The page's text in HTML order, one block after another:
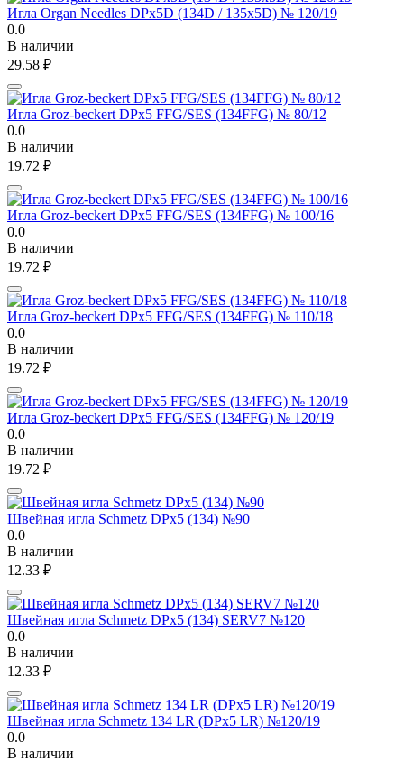
Игла Organ Needles DPx5D (134D / 135x5D) № 120/19
0.0
В наличии
29.58 ₽
Игла Groz-beckert DPx5 FFG/SES (134FFG) № 80/12
0.0
В наличии
19.72 ₽
Игла Groz-beckert DPx5 FFG/SES (134FFG) № 100/16
0.0
В наличии
19.72 ₽
Игла Groz-beckert DPx5 FFG/SES (134FFG) № 110/18
0.0
В наличии
19.72 ₽
Игла Groz-beckert DPx5 FFG/SES (134FFG) № 120/19
0.0
В наличии
19.72 ₽
Швейная игла Schmetz DPx5 (134) №90
0.0
В наличии
12.33 ₽
Швейная игла Schmetz DPx5 (134) SERV7 №120
0.0
В наличии
12.33 ₽
Швейная игла Schmetz 134 LR (DPx5 LR) №120/19
0.0
В наличии